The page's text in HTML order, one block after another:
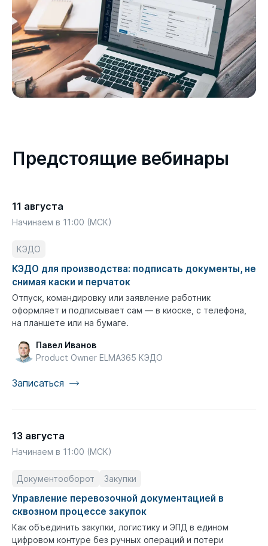
Предстоящие вебинары
11 августа
Начинаем в 11:00 (МСК)
КЭДО
КЭДО для производства: подписать документы, не
снимая каски и перчаток
Отпуск, командировку или заявление работник
оформляет и подписывает сам — в киоске, с телефона,
на планшете или на бумаге.
Павел Иванов
Product Owner ELMA365 КЭДО
Записаться
13 августа
Начинаем в 11:00 (МСК)
Документооборот Закупки
Управление перевозочной документацией в
сквозном процессе закупок
Как объединить закупки, логистику и ЭПД в едином
цифровом контуре без ручных операций и потери